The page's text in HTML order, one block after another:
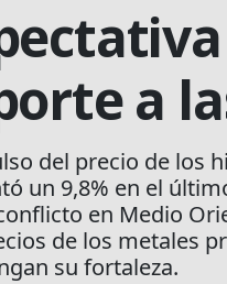
a
del precio de los
un 9,8% en el
en Medio
de los metales
su fortaleza.